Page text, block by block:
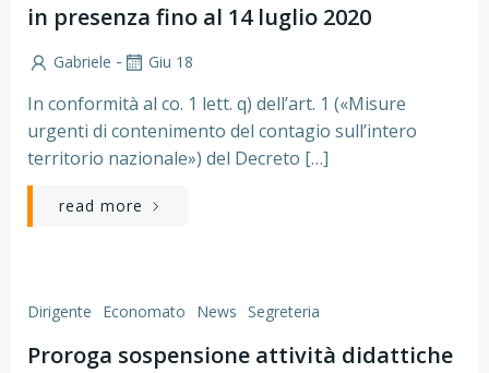
in presenza fino al 14 luglio 2020
Gabriele - Giu 18
In conformità al co. 1 lett. q) dell’art. 1 («Misure
urgenti di contenimento del contagio sull’intero
territorio nazionale») del Decreto […]
read more
Dirigente Economato News Segreteria
Proroga sospensione attività didattiche